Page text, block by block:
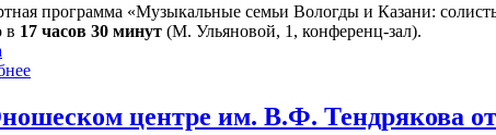
программа «Музыкальные семьи Вологды и Казани:
в 17 часов 30 минут (М. Ульяновой, 1, конференц-зал).
центре им. В.Ф. Тендрякова